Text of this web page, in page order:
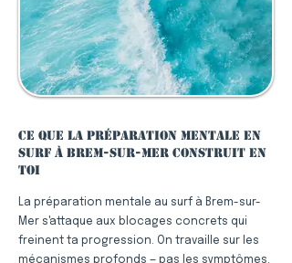
Ce que la préparation mentale en
surf à Brem-sur-Mer construit en
toi
La préparation mentale au surf à Brem-sur-
Mer s'attaque aux blocages concrets qui
freinent ta progression. On travaille sur les
mécanismes profonds — pas les symptômes.